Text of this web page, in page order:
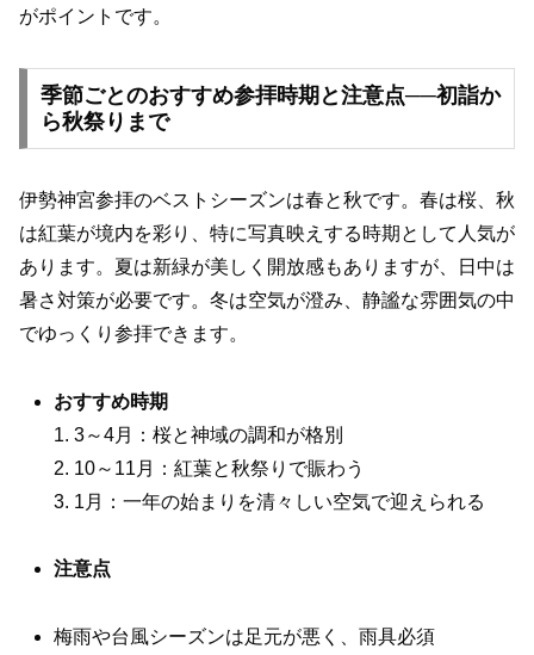
がポイントです。
季節ごとのおすすめ参拝時期と注意点──初詣か
ら秋祭りまで
伊勢神宮参拝のベストシーズンは春と秋です。春は桜、秋
は紅葉が境内を彩り、特に写真映えする時期として人気が
あります。夏は新緑が美しく開放感もありますが、日中は
暑さ対策が必要です。冬は空気が澄み、静謐な雰囲気の中
でゆっくり参拝できます。
おすすめ時期
1. 3～4月：桜と神域の調和が格別
2. 10～11月：紅葉と秋祭りで賑わう
3. 1月：一年の始まりを清々しい空気で迎えられる
注意点
梅雨や台風シーズンは足元が悪く、雨具必須